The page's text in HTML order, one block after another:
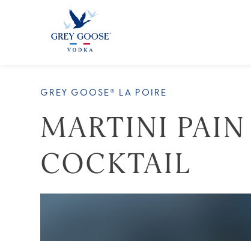
GREY GOOSE® LA POIRE
MARTINI PAIN
COCKTAIL